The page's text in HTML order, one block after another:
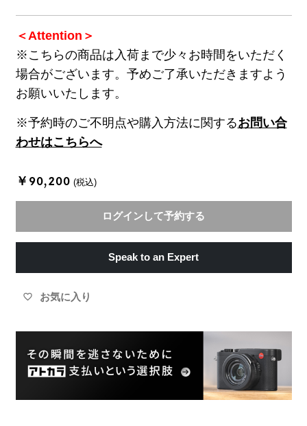
＜Attention＞
※こちらの商品は入荷まで少々お時間をいただく
場合がございます。予めご了承いただきますよう
お願いいたします。
※予約時のご不明点や購入方法に関するお問い合
わせはこちらへ
￥90,200 (税込)
ログインして予約する
Speak to an Expert
favorite_border お気に入り